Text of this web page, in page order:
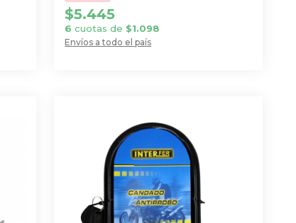
Envíos a todo el país
$5.445
6 cuotas de $1.098